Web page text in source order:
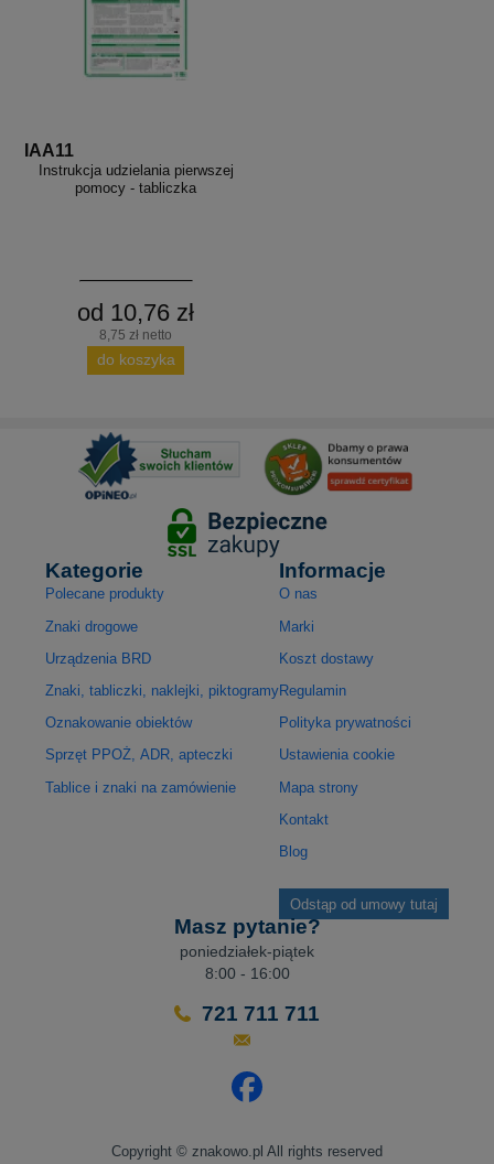
IAA11
Instrukcja udzielania pierwszej
pomocy - tabliczka
od 10,76 zł
8,75 zł netto
do koszyka
Kategorie
Polecane produkty
Znaki drogowe
Urządzenia BRD
Znaki, tabliczki, naklejki, piktogramy
Oznakowanie obiektów
Sprzęt PPOŻ, ADR, apteczki
Tablice i znaki na zamówienie
Informacje
O nas
Marki
Koszt dostawy
Regulamin
Polityka prywatności
Ustawienia cookie
Mapa strony
Kontakt
Blog
Odstąp od umowy tutaj
Masz pytanie?
poniedziałek-piątek
8:00 - 16:00
721 711 711
Odwiedź nasz profil na
Copyright © znakowo.pl All rights reserved